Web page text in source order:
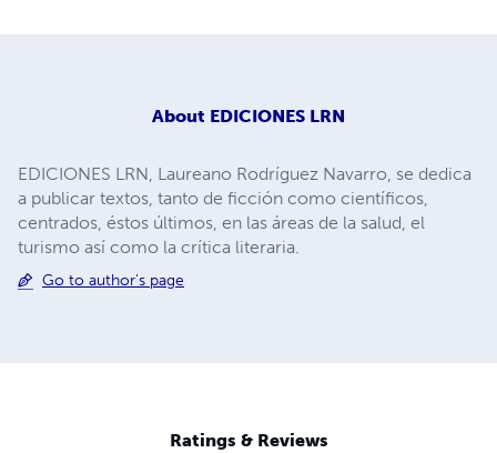
About EDICIONES LRN
EDICIONES LRN, Laureano Rodríguez Navarro, se dedica
a publicar textos, tanto de ficción como científicos,
centrados, éstos últimos, en las áreas de la salud, el
turismo así como la crítica literaria.
Go to author's page
Ratings & Reviews